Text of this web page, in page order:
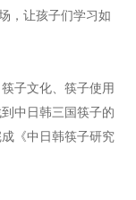
，让孩子们学习如
子文化、筷子使用
中日韩三国筷子的
《中日韩筷子研究